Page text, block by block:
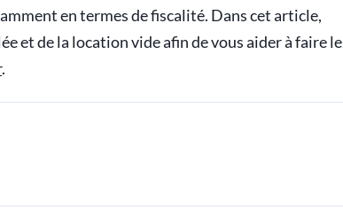
en termes de fiscalité. Dans cet article,
et de la location vide afin de vous aider à faire le
.